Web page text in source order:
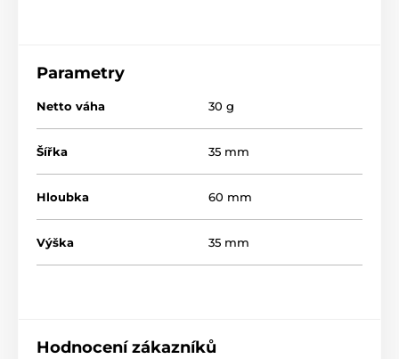
Parametry
Netto váha 30 g
Šířka 35 mm
Hloubka 60 mm
Výška 35 mm
Hodnocení zákazníků